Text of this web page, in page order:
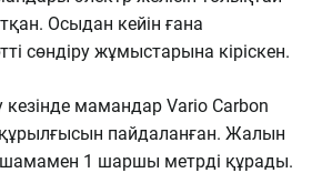
Осыдан кейін ғана
сөндіру жұмыстарына кіріскен.
кезінде мамандар Vario Carbon
пайдаланған. Жалын
1 шаршы метрді құрады.